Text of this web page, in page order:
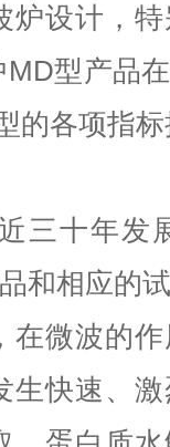
炉设计，
MD型产品
的各项指
三十年发
和相应的
在微波的
生快速、